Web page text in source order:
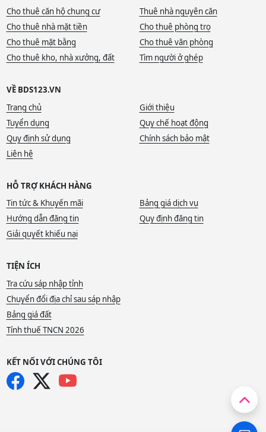
Cho thuê căn hộ chung cư
Thuê nhà nguyên căn
Cho thuê nhà mặt tiền
Cho thuê phòng trọ
Cho thuê mặt bằng
Cho thuê văn phòng
Cho thuê kho, nhà xưởng, đất
Tìm người ở ghép
VỀ BDS123.VN
Trang chủ
Giới thiệu
Tuyển dụng
Quy chế hoạt động
Quy định sử dụng
Chính sách bảo mật
Liên hệ
HỖ TRỢ KHÁCH HÀNG
Tin tức & Khuyến mãi
Bảng giá dịch vụ
Hướng dẫn đăng tin
Quy định đăng tin
Giải quyết khiếu nại
TIỆN ÍCH
Tra cứu sáp nhập tỉnh
Chuyển đổi địa chỉ sau sáp nhập
Bảng giá đất
Tính thuế TNCN 2026
KẾT NỐI VỚI CHÚNG TÔI